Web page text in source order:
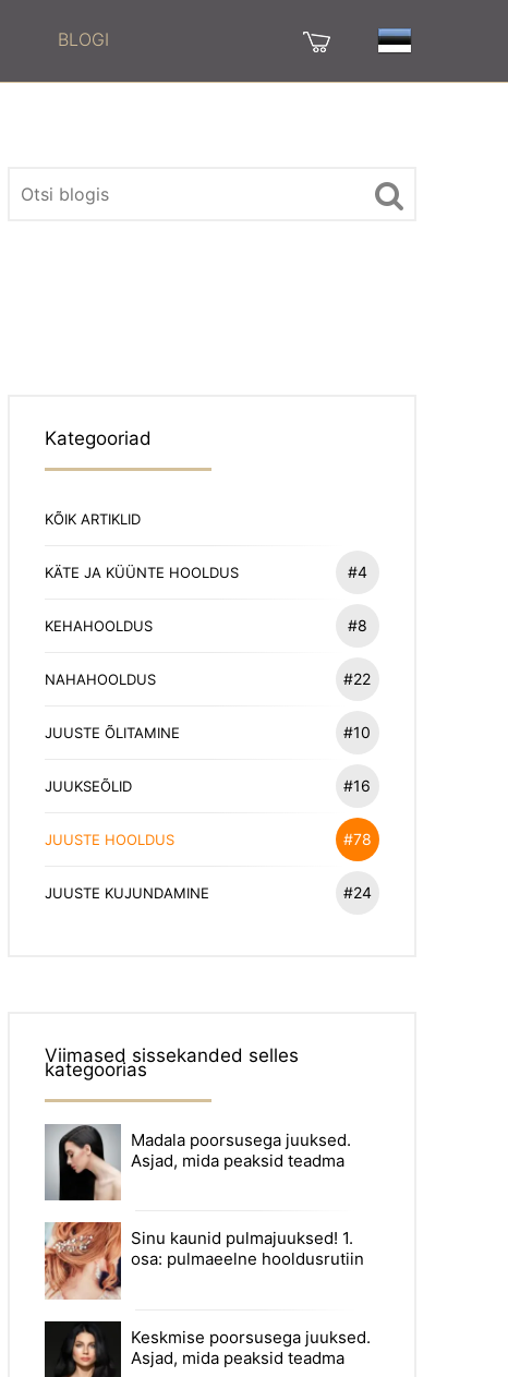
BLOGI
Kategooriad
KÕIK ARTIKLID
KÄTE JA KÜÜNTE HOOLDUS #4
KEHAHOOLDUS #8
NAHAHOOLDUS #22
JUUSTE ÕLITAMINE #10
JUUKSEÕLID #16
JUUSTE HOOLDUS #78
JUUSTE KUJUNDAMINE #24
Viimased sissekanded selles
kategoorias
Madala poorsusega juuksed.
Asjad, mida peaksid teadma
Sinu kaunid pulmajuuksed! 1.
osa: pulmaeelne hooldusrutiin
Keskmise poorsusega juuksed.
Asjad, mida peaksid teadma